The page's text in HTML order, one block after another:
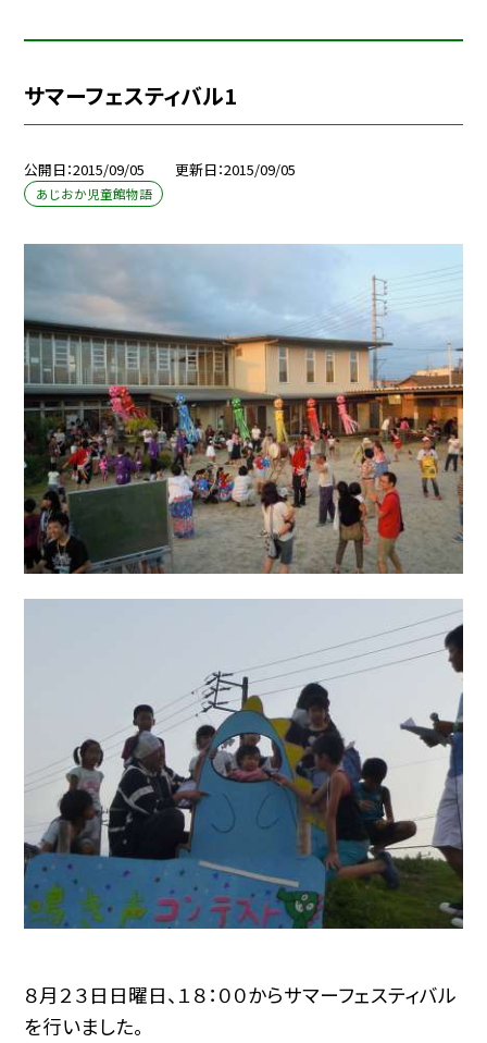
サマーフェスティバル1
公開日 2015/09/05 更新日 2015/09/05
あじおか児童館物語
８月２３日日曜日、１８：００からサマーフェスティバル
を行いました。